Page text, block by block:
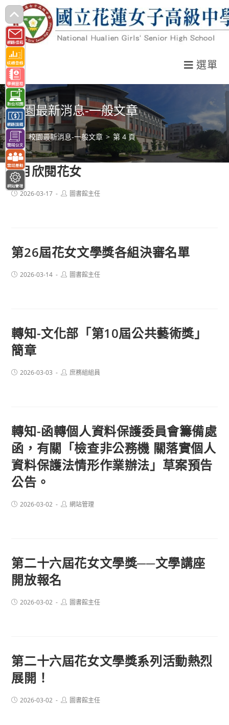
跳
轉
至
主
要
內
容
選單
校園最新消息-一般文章
> 校園最新消息-一般文章 > 第 4 頁
3月欣閱花女
Post2026-03-17
Post圖書館主任
第26屆花女文學獎各組決審名單
Post2026-03-14
Post圖書館主任
轉知-文化部「第10屆公共藝術獎」
簡章
Post2026-03-03
Post庶務組組員
轉知-函轉個人資料保護委員會籌備處
函，有關「檢查非公務機 關落實個人
資料保護法情形作業辦法」草案預告
公告。
Post2026-03-02
Post網站管理
第二十六屆花女文學獎──文學講座
開放報名
Post2026-03-02
Post圖書館主任
第二十六屆花女文學獎系列活動熱烈
展開！
Post2026-03-02
Post圖書館主任